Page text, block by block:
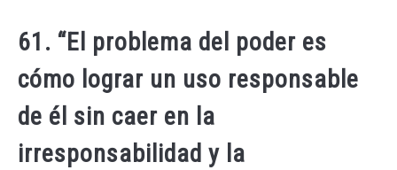
61. “El problema del poder es
cómo lograr un uso responsable
de él sin caer en la
irresponsabilidad y la